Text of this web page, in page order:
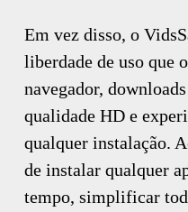
Em vez disso, o
liberdade de uso que
navegador,
qualidade HD e
qualquer instalação.
de instalar qualquer
tempo, simplificar